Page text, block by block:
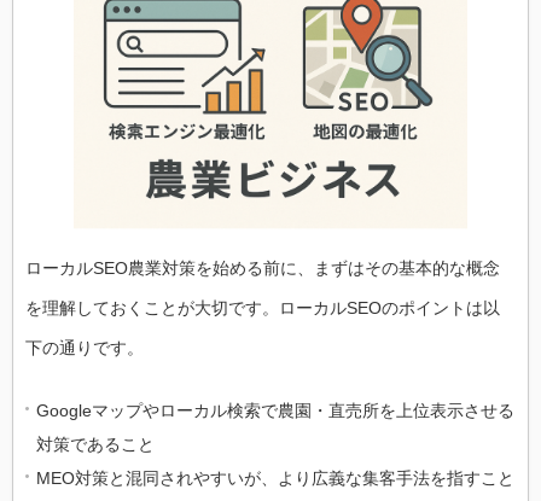
ローカルSEO農業対策を始める前に、まずはその基本的な概念
を理解しておくことが大切です。ローカルSEOのポイントは以
下の通りです。
Googleマップやローカル検索で農園・直売所を上位表示させる
対策であること
MEO対策と混同されやすいが、より広義な集客手法を指すこと